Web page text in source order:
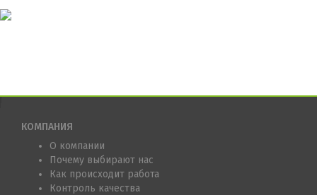
КОМПАНИЯ
О компании
Почему выбирают нас
Как происходит работа
Контроль качества